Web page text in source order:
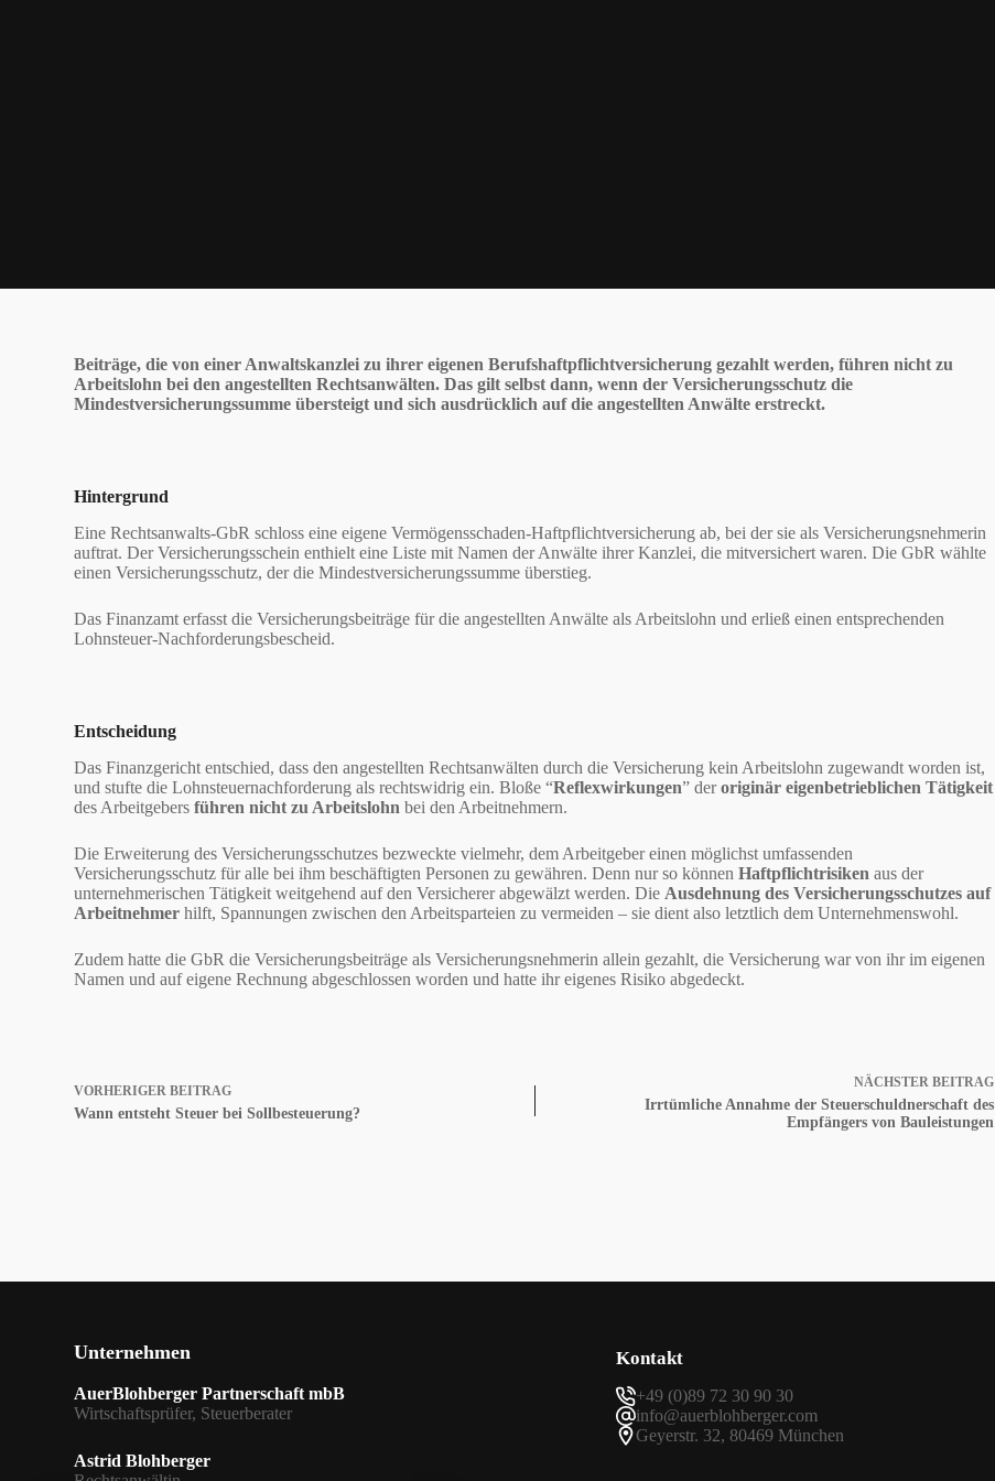
Beiträge, die von einer Anwaltskanzlei zu ihrer eigenen Berufshaftpflichtversicherung gezahlt werden, führen nicht zu
Arbeitslohn bei den angestellten Rechtsanwälten. Das gilt selbst dann, wenn der Versicherungsschutz die
Mindestversicherungssumme übersteigt und sich ausdrücklich auf die angestellten Anwälte erstreckt.
Hintergrund
Eine Rechtsanwalts-GbR schloss eine eigene Vermögensschaden-Haftpflichtversicherung ab, bei der sie als Versicherungsnehmerin
auftrat. Der Versicherungsschein enthielt eine Liste mit Namen der Anwälte ihrer Kanzlei, die mitversichert waren. Die GbR wählte
einen Versicherungsschutz, der die Mindestversicherungssumme überstieg.
Das Finanzamt erfasst die Versicherungsbeiträge für die angestellten Anwälte als Arbeitslohn und erließ einen entsprechenden
Lohnsteuer-Nachforderungsbescheid.
Entscheidung
Das Finanzgericht entschied, dass den angestellten Rechtsanwälten durch die Versicherung kein Arbeitslohn zugewandt worden ist,
und stufte die Lohnsteuernachforderung als rechtswidrig ein. Bloße “Reflexwirkungen” deroriginär eigenbetrieblichen Tätigkeit
des Arbeitgebersführen nicht zu Arbeitslohn bei den Arbeitnehmern.
Die Erweiterung des Versicherungsschutzes bezweckte vielmehr, dem Arbeitgeber einen möglichst umfassenden
Versicherungsschutz für alle bei ihm beschäftigten Personen zu gewähren. Denn nur so könnenHaftpflichtrisiken aus der
unternehmerischen Tätigkeit weitgehend auf den Versicherer abgewälzt werden. Die Ausdehnung des Versicherungsschutzes auf
Arbeitnehmer hilft, Spannungen zwischen den Arbeitsparteien zu vermeiden – sie dient also letztlich dem Unternehmenswohl.
Zudem hatte die GbR die Versicherungsbeiträge als Versicherungsnehmerin allein gezahlt, die Versicherung war von ihr im eigenen
Namen und auf eigene Rechnung abgeschlossen worden und hatte ihr eigenes Risiko abgedeckt.
VORHERIGERBEITRAG
Wann entsteht Steuer bei Sollbesteuerung?
NÄCHSTER BEITRAG
Irrtümliche Annahme der Steuerschuldnerschaft des
Empfängers von Bauleistungen
Unternehmen
AuerBlohberger Partnerschaft mbB
Wirtschaftsprüfer, Steuerberater
Astrid Blohberger
Kontakt
+49 (0)89 72 30 90 30
info@auerblohberger.com
Geyerstr. 32, 80469 München